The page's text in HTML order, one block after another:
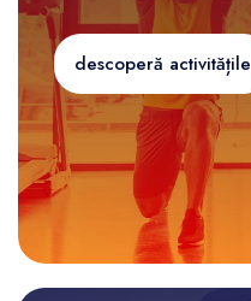
descoperă activitățile